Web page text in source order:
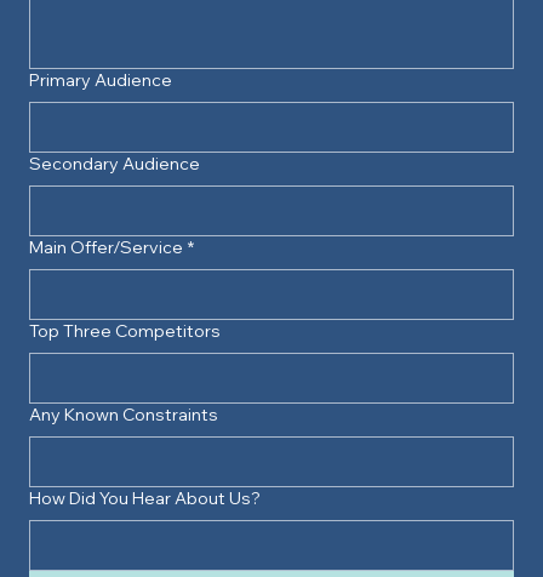
Primary Audience
Secondary Audience
Main Offer/Service *
Top Three Competitors
Any Known Constraints
How Did You Hear About Us?